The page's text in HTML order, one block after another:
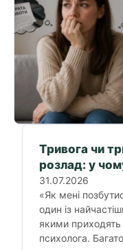
Тривога чи
розлад: у
31.07.2026
«Як мені
один із
якими
психолога.